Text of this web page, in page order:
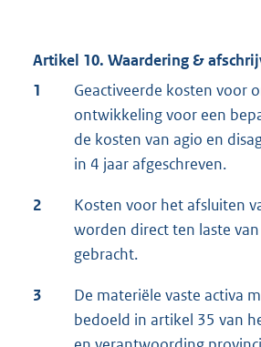
Artikel 10. Waardering &
1
Geactiveerde kosten voor
ontwikkeling voor een
de kosten van agio en
in 4 jaar afgeschreven.
2
Kosten voor het afsluiten
worden direct ten laste
gebracht.
3
De materiële vaste activa
bedoeld in artikel 35 van